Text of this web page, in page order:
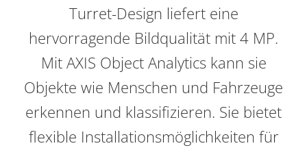
Turret-Design liefert eine
hervorragende Bildqualität mit 4 MP.
Mit AXIS Object Analytics kann sie
Objekte wie Menschen und Fahrzeuge
erkennen und klassifizieren. Sie bietet
flexible Installationsmöglichkeiten für